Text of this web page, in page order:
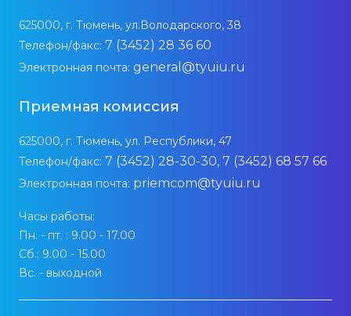
625000, г. Тюмень, ул.Володарского, 38
Телефон/факс: 7 (3452) 28 36 60
Электронная почта: general@tyuiu.ru
Приемная комиссия
625000, г. Тюмень, ул. Республики, 47
Телефон/факс: 7 (3452) 28-30-30, 7 (3452) 68 57 66
Электронная почта: priemcom@tyuiu.ru
Часы работы:
Пн. - пт. : 9.00 - 17.00
Сб.: 9.00 - 15.00
Вс. - выходной